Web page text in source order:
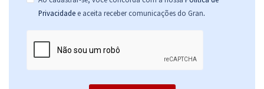
Privacidade e aceita receber comunicações do Gran.